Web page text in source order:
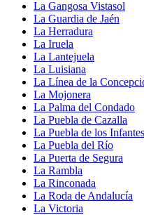
La Gangosa Vistasol
La Guardia de Jaén
La Herradura
La Iruela
La Lantejuela
La Luisiana
La Línea de la
La Mojonera
La Palma del Condado
La Puebla de Cazalla
La Puebla de los Infantes
La Puebla del Río
La Puerta de Segura
La Rambla
La Rinconada
La Roda de Andalucía
La Victoria